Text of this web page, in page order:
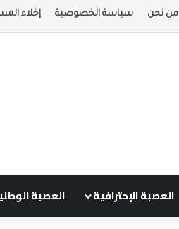
من نحن سياسة الخصوصية إخلاء
العصبة الإحترافية العصبة